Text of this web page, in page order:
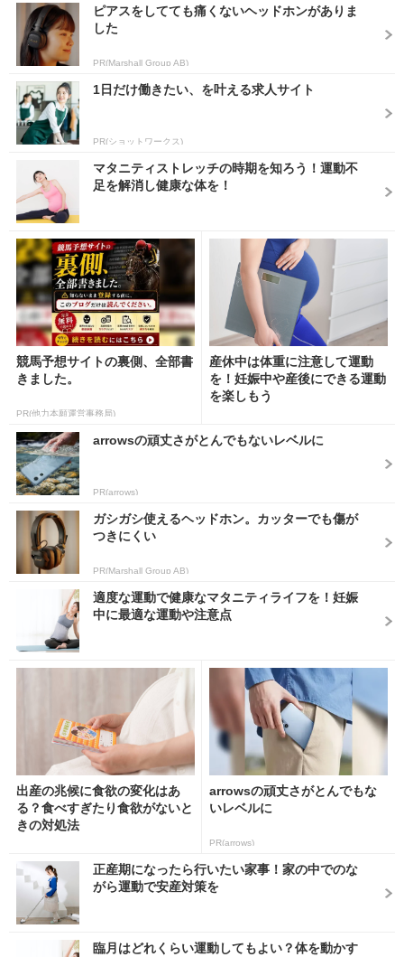
ピアスをしてても痛くないヘッドホンがありま
した
PR(Marshall Group AB)
1日だけ働きたい、を叶える求人サイト
PR(ショットワークス)
マタニティストレッチの時期を知ろう！運動不
足を解消し健康な体を！
競馬予想サイトの裏側、全部書
きました。
PR(他力本願運営事務局)
産休中は体重に注意して運動
を！妊娠中や産後にできる運動
を楽しもう
arrowsの頑丈さがとんでもないレベルに
PR(arrows)
ガシガシ使えるヘッドホン。カッターでも傷が
つきにくい
PR(Marshall Group AB)
適度な運動で健康なマタニティライフを！妊娠
中に最適な運動や注意点
出産の兆候に食欲の変化はあ
る？食べすぎたり食欲がないと
きの対処法
arrowsの頑丈さがとんでもな
いレベルに
PR(arrows)
正産期になったら行いたい家事！家の中でのな
がら運動で安産対策を
臨月はどれくらい運動してもよい？体を動かす